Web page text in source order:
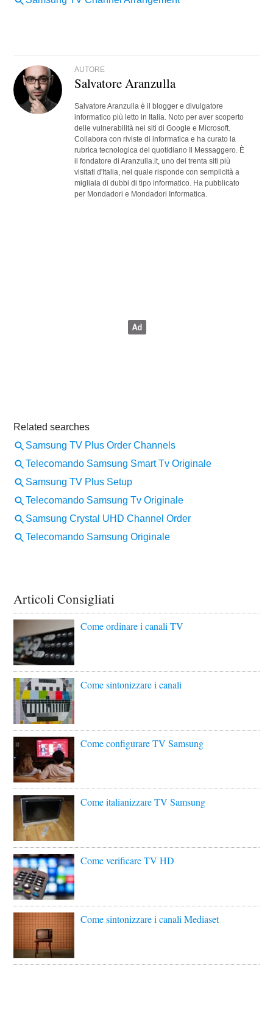
AUTORE
Salvatore Aranzulla
Salvatore Aranzulla è il blogger e divulgatore
informatico più letto in Italia. Noto per aver scoperto
delle vulnerabilità nei siti di Google e Microsoft.
Collabora con riviste di informatica e ha curato la
rubrica tecnologica del quotidiano Il Messaggero. È
il fondatore di Aranzulla.it, uno dei trenta siti più
visitati d'Italia, nel quale risponde con semplicità a
migliaia di dubbi di tipo informatico. Ha pubblicato
per Mondadori e Mondadori Informatica.
Articoli Consigliati
Come ordinare i canali TV
Come sintonizzare i canali
Come configurare TV Samsung
Come italianizzare TV Samsung
Come verificare TV HD
Come sintonizzare i canali Mediaset